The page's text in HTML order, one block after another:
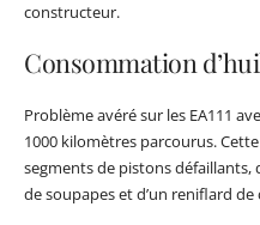
constructeur.
Consommation
Problème avéré sur les EA111
1000 kilomètres parcourus.
segments de pistons défaillants,
de soupapes et d’un reniflard